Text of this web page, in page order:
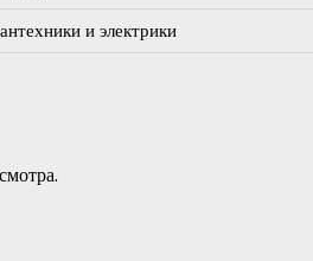
и электрики